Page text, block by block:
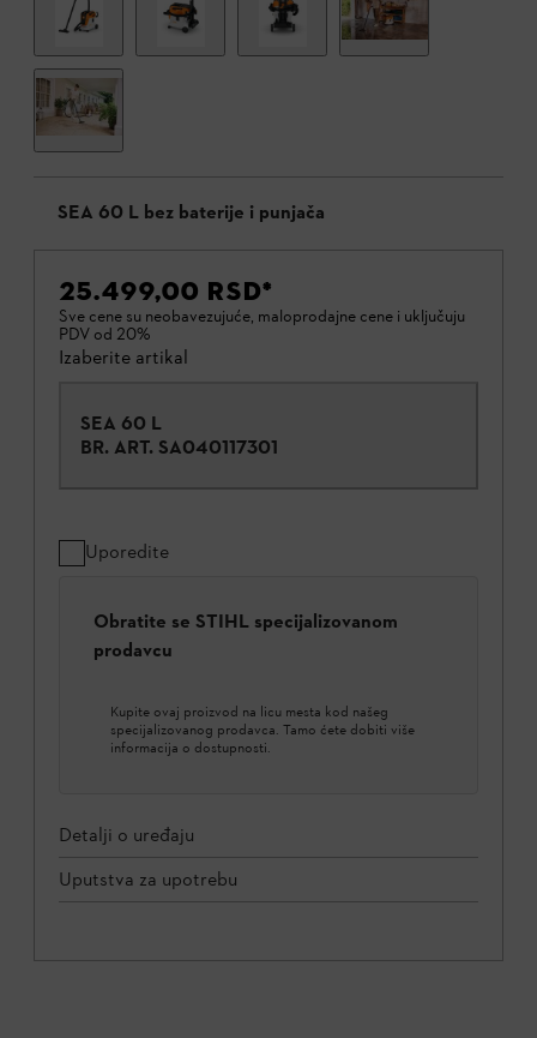
SEA 60 L bez baterije i punjača
25.499,00 RSD*
Sve cene su neobavezujuće, maloprodajne cene i uključuju
PDV od 20%
Izaberite artikal
SEA 60 L
BR. ART. SA040117301
Uporedite
Obratite se STIHL specijalizovanom
prodavcu
Kupite ovaj proizvod na licu mesta kod našeg
specijalizovanog prodavca. Tamo ćete dobiti više
informacija o dostupnosti.
Detalji o uređaju
Uputstva za upotrebu